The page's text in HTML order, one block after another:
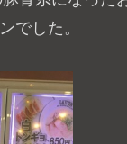
でした。